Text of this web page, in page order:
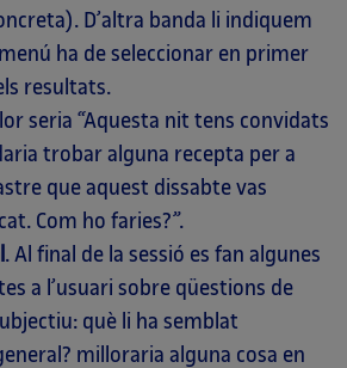
D’altra banda li indiquem
ha de seleccionar en primer
resultats.
seria “Aquesta nit tens convidats
trobar alguna recepta per a
que aquest dissabte vas
Com ho faries?”.
. Al final de la sessió es fan algunes
a l’usuari sobre qüestions de
què li ha semblat
milloraria alguna cosa en